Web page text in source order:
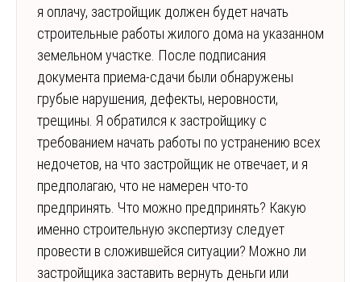
я оплачу, застройщик должен будет начать
строительные работы жилого дома на указанном
земельном участке. После подписания
документа приема-сдачи были обнаружены
грубые нарушения, дефекты, неровности,
трещины. Я обратился к застройщику с
требованием начать работы по устранению всех
недочетов, на что застройщик не отвечает, и я
предполагаю, что не намерен что-то
предпринять. Что можно предпринять? Какую
именно строительную экспертизу следует
провести в сложившейся ситуации? Можно ли
застройщика заставить вернуть деньги или